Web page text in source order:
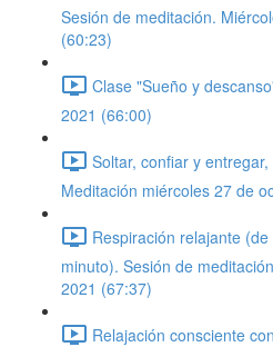
Sesión de meditación.
(60:23)
Clase "Sueño y
2021 (66:00)
Soltar, confiar y
Meditación miércoles 27 de
Respiración relajante
minuto). Sesión de
2021 (67:37)
Relajación consciente